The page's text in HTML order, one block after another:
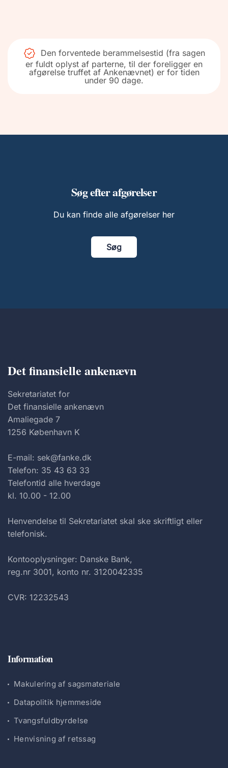
Den forventede berammelsestid (fra sagen
er fuldt oplyst af parterne, til der foreligger en
afgørelse truffet af Ankenævnet) er for tiden
under 90 dage.
Søg efter afgørelser
Du kan finde alle afgørelser her
Søg
Det finansielle ankenævn
Sekretariatet for
Det finansielle ankenævn
Amaliegade 7
1256 København K
E-mail: sek@fanke.dk
Telefon: 35 43 63 33
Telefontid alle hverdage
kl. 10.00 - 12.00
Henvendelse til Sekretariatet skal ske skriftligt eller
telefonisk.
Kontooplysninger: Danske Bank,
reg.nr 3001, konto nr. 3120042335
CVR: 12232543
Information
Makulering af sagsmateriale
Datapolitik hjemmeside
Tvangsfuldbyrdelse
Henvisning af retssag